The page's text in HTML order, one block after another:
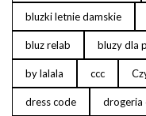
bluzki letnie damskie
bluz relab bluzy dla
by lalala ccc
dress code drogeria